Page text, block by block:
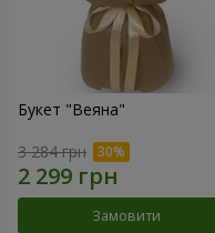
Букет "Веяна"
3 284 грн
Замовити